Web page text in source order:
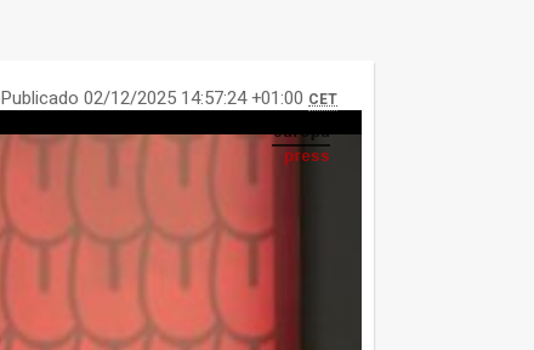
Publicado 02/12/2025 14:57:24 +01:00 CET